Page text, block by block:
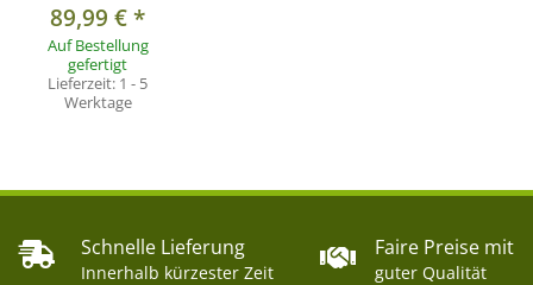
89,99 €*
Auf Bestellung
gefertigt
Lieferzeit: 1 - 5
Werktage
Schnelle Lieferung
Innerhalb kürzester Zeit
Faire Preise mit
guter Qualität